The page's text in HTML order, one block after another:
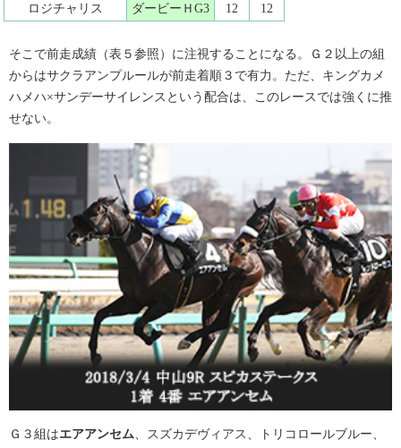
ロジチャリス ダービーＨG3 12 12
そこで前走成績（表５参照）に注視することになる。Ｇ２以上の組
からはサクラアンプルールが前走着順３で有力。ただ、キングカメ
ハメハ×サンデーサイレンスという配合は、このレースでは強くに推
せない。
Ｇ３組はエアアンセム、スズカデヴィアス、トリコロールブルー、